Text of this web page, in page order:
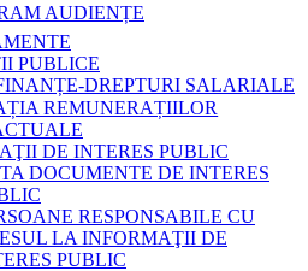
AUDIENȚE
PUBLICE
DREPTURI SALARIALE
REMUNERAȚIILOR
DE INTERES PUBLIC
DOCUMENTE DE INTERES
RESPONSABILE CU
LA INFORMAŢII DE
PUBLIC